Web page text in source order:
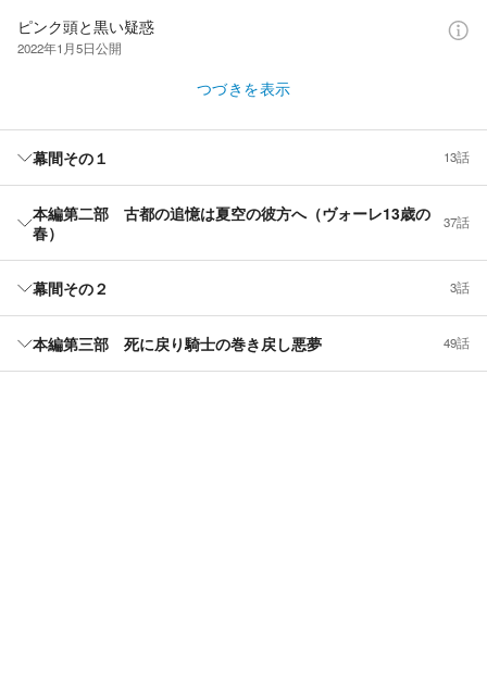
ピンク頭と黒い疑惑
2022年1月5日公開
つづきを表示
幕間その１ 13話
本編第二部 古都の追憶は夏空の彼方へ（ヴォーレ13歳の
春）
37話
幕間その２ 3話
本編第三部 死に戻り騎士の巻き戻し悪夢 49話